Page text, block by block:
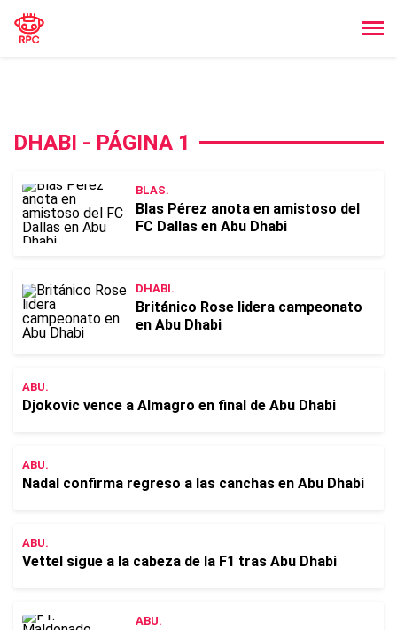
DHABI - PÁGINA 1
BLAS.
Blas Pérez anota en amistoso del
FC Dallas en Abu Dhabi
DHABI.
Británico Rose lidera campeonato
en Abu Dhabi
ABU.
Djokovic vence a Almagro en final de Abu Dhabi
ABU.
Nadal confirma regreso a las canchas en Abu Dhabi
ABU.
Vettel sigue a la cabeza de la F1 tras Abu Dhabi
ABU.